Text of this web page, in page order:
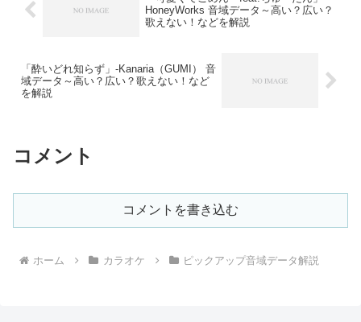
HoneyWorks 音域データ～高い？広い？
歌えない！などを解説
「酔いどれ知らず」-Kanaria（GUMI） 音
域データ～高い？広い？歌えない！など
を解説
コメント
コメントを書き込む
ホーム カラオケ ピックアップ音域データ解説